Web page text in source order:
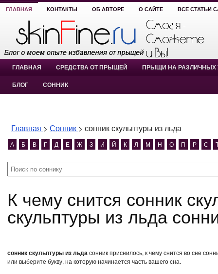
ГЛАВНАЯ КОНТАКТЫ ОБ АВТОРЕ О САЙТЕ ВСЕ СТАТЬИ
ГЛАВНАЯ СРЕДСТВА ОТ ПРЫЩЕЙ ПРЫЩИ НА РАЗЛИЧНЫХ
БЛОГ СОННИК
Главная > Сонник > сонник скульптуры из льда
А Б В Г Д Е Ж З И Й К Л М Н О П Р С
К чему снится сонник скульптуры из льда? сонник
скульптуры из льда
сонник скульптуры из льдасонник приснилось, к чему снится во сне
или выберите букву, на которую начинается часть вашего сна.